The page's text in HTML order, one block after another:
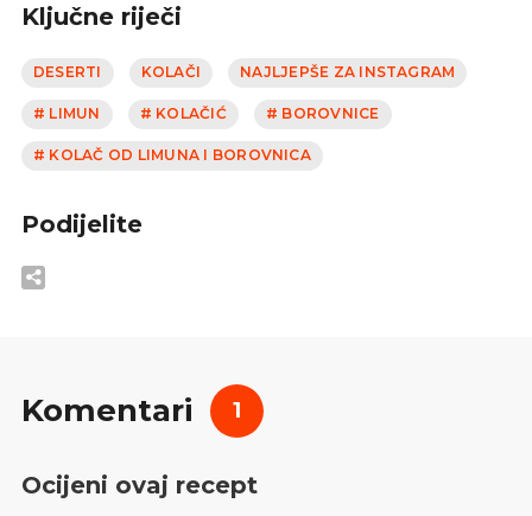
Ključne riječi
DESERTI KOLAČI NAJLJEPŠE ZA INSTAGRAM
# LIMUN # KOLAČIĆ # BOROVNICE
# KOLAČ OD LIMUNA I BOROVNICA
Podijelite
Komentari 1
Ocijeni ovaj recept